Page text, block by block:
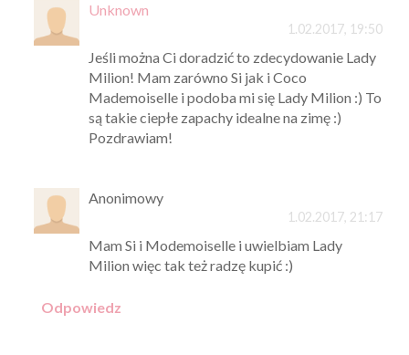
Unknown
1.02.2017, 19:50
Jeśli można Ci doradzić to zdecydowanie Lady
Milion! Mam zarówno Si jak i Coco
Mademoiselle i podoba mi się Lady Milion :) To
są takie ciepłe zapachy idealne na zimę :)
Pozdrawiam!
Anonimowy
1.02.2017, 21:17
Mam Si i Modemoiselle i uwielbiam Lady
Milion więc tak też radzę kupić :)
Odpowiedz